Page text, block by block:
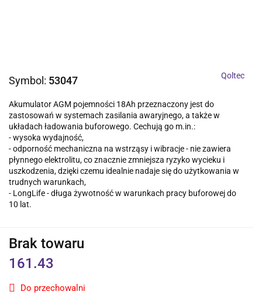
Symbol: 53047 Qoltec
Akumulator AGM pojemności 18Ah przeznaczony jest do
zastosowań w systemach zasilania awaryjnego, a także w
układach ładowania buforowego. Cechują go m.in.:
- wysoka wydajność,
- odporność mechaniczna na wstrząsy i wibracje - nie zawiera
płynnego elektrolitu, co znacznie zmniejsza ryzyko wycieku i
uszkodzenia, dzięki czemu idealnie nadaje się do użytkowania w
trudnych warunkach,
- LongLife - długa żywotność w warunkach pracy buforowej do
10 lat.
Brak towaru
161.43
Do przechowalni